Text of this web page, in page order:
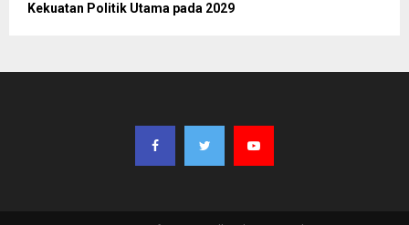
Kekuatan Politik Utama pada 2029